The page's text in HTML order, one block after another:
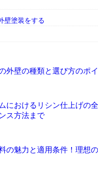
壁塗装をする
外壁の種類と選び方のポ
におけるリシン仕上げの
ス方法まで
の魅力と適用条件！理想